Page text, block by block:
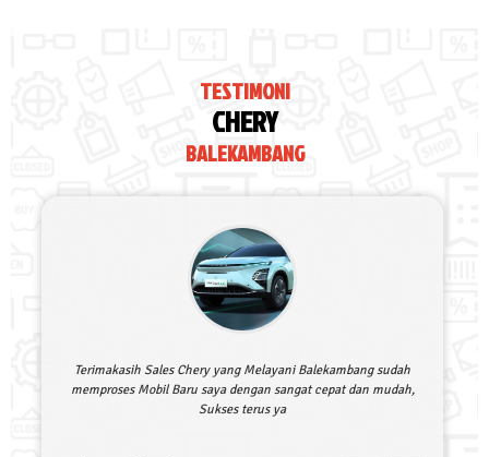
TESTIMONI
CHERY
BALEKAMBANG
Terimakasih Sales Chery yang Melayani Balekambang sudah
memproses Mobil Baru saya dengan sangat cepat dan mudah,
Sukses terus ya